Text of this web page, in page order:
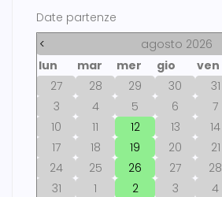
Date partenze
<
agosto 2026
lun
mar mer gio ven
27
28 29 30 31
3
4 5 6 7
10
11 12 13 14
17
18 19 20 21
24
25 26 27 28
31
1 2 3 4